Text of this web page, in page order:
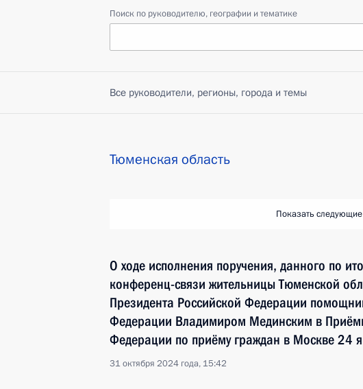
Поиск по руководителю, географии и тематике
Все руководители, регионы, города и темы
Тюменская область
Показать
О ходе исполнения поручения, данного по
конференц-связи жительницы Тюменской
Президента Российской Федерации
Федерации Владимиром Мединским в
Федерации по приёму граждан в Москве 24
31 октября 2024 года, 15:42